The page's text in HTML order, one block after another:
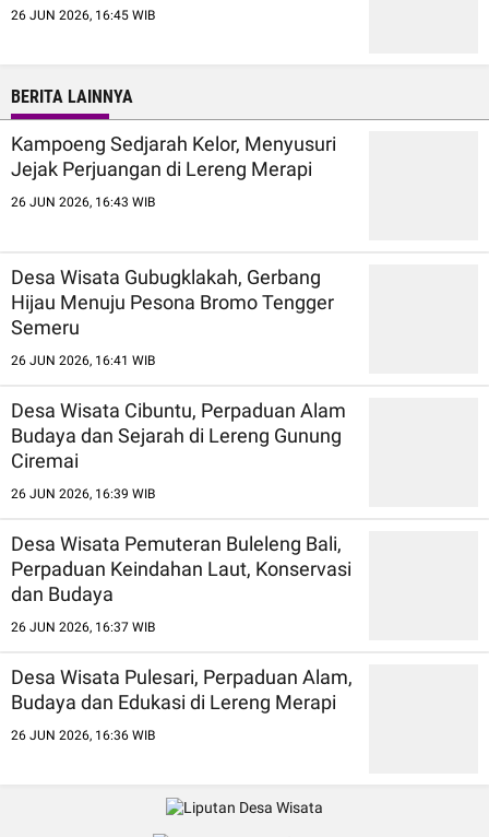
26 JUN 2026, 16:45 WIB
BERITA LAINNYA
Kampoeng Sedjarah Kelor, Menyusuri
Jejak Perjuangan di Lereng Merapi
26 JUN 2026, 16:43 WIB
Desa Wisata Gubugklakah, Gerbang
Hijau Menuju Pesona Bromo Tengger
Semeru
26 JUN 2026, 16:41 WIB
Desa Wisata Cibuntu, Perpaduan Alam
Budaya dan Sejarah di Lereng Gunung
Ciremai
26 JUN 2026, 16:39 WIB
Desa Wisata Pemuteran Buleleng Bali,
Perpaduan Keindahan Laut, Konservasi
dan Budaya
26 JUN 2026, 16:37 WIB
Desa Wisata Pulesari, Perpaduan Alam,
Budaya dan Edukasi di Lereng Merapi
26 JUN 2026, 16:36 WIB